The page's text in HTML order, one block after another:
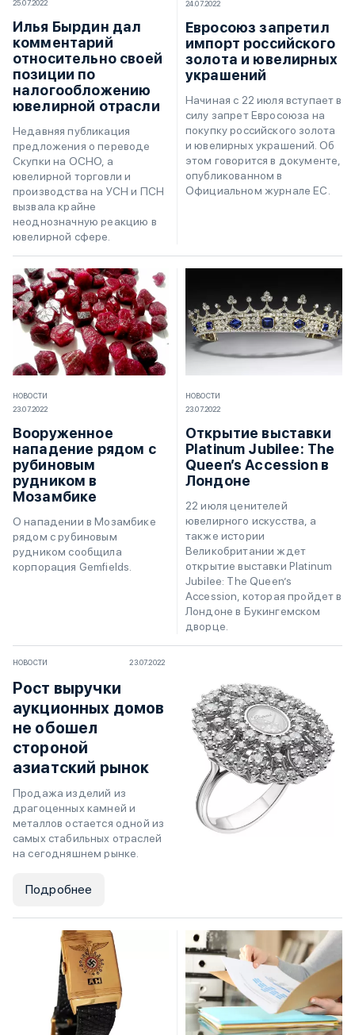
25.07.2022
Илья Бырдин дал
комментарий
относительно своей
позиции по
налогообложению
ювелирной отрасли
Недавняя публикация
предложения о переводе
Скупки на ОСНО, а
ювелирной торговли и
производства на УСН и ПСН
вызвала крайне
неоднозначную реакцию в
ювелирной сфере.
24.07.2022
Евросоюз запретил
импорт российского
золота и ювелирных
украшений
Начиная с 22 июля вступает в
силу запрет Евросоюза на
покупку российского золота
и ювелирных украшений. Об
этом говорится в документе,
опубликованном в
Официальном журнале ЕС.
НОВОСТИ
23.07.2022
Вооруженное
нападение рядом с
рубиновым
рудником в
Мозамбике
О нападении в Мозамбике
рядом с рубиновым
рудником сообщила
корпорация Gemfields.
НОВОСТИ
23.07.2022
Открытие выставки
Platinum Jubilee: The
Queen’s Accession в
Лондоне
22 июля ценителей
ювелирного искусства, а
также истории
Великобритании ждет
открытие выставки Platinum
Jubilee: The Queen’s
Accession, которая пройдет в
Лондоне в Букингемском
дворце.
НОВОСТИ 23.07.2022
Рост выручки
аукционных домов
не обошел
стороной
азиатский рынок
Продажа изделий из
драгоценных камней и
металлов остается одной из
самых стабильных отраслей
на сегодняшнем рынке.
Подробнее